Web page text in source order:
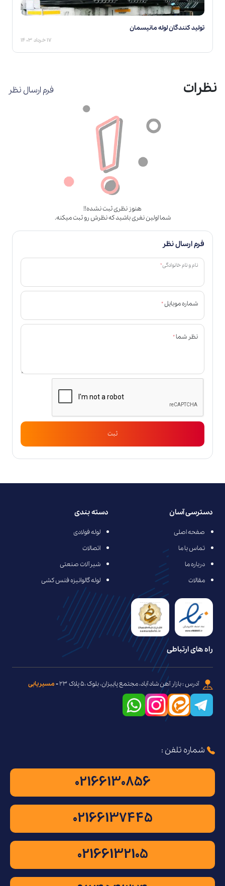
تولید کنندگان لوله مانیسمان
۱۷ خرداد ۱۴۰۳
نظرات فرم ارسال نظر
هنوز نظری ثبت نشده!!
شما اولین نفری باشید که نظرش رو ثبت میکنه.
فرم ارسال نظر
نام و نام خانوادگی*
شماره موبایل*
نظر شما*
ثبت
دسترسی آسان
صفحه اصلی
تماس با ما
درباره ما
مقالات
دسته بندی
لوله فولادی
اتصالات
شیرآلات صنعتی
لوله گالوانیزه فنس کشی
راه های ارتباطی
آدرس : بازار آهن شاد آباد، مجتمع پاییزان، بلوک ،۵ پلاک ۲۳ -مسیریابی
شماره تلفن :
02166130856
02166137445
02166132105